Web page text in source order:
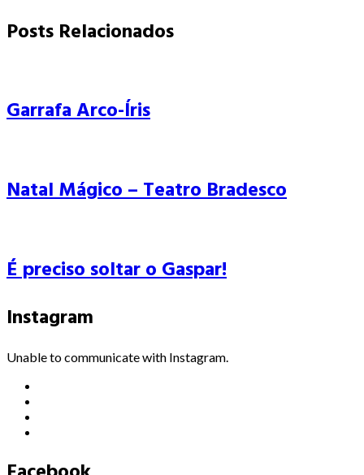
Posts Relacionados
Garrafa Arco-Íris
Natal Mágico – Teatro Bradesco
É preciso soltar o Gaspar!
Instagram
Unable to communicate with Instagram.